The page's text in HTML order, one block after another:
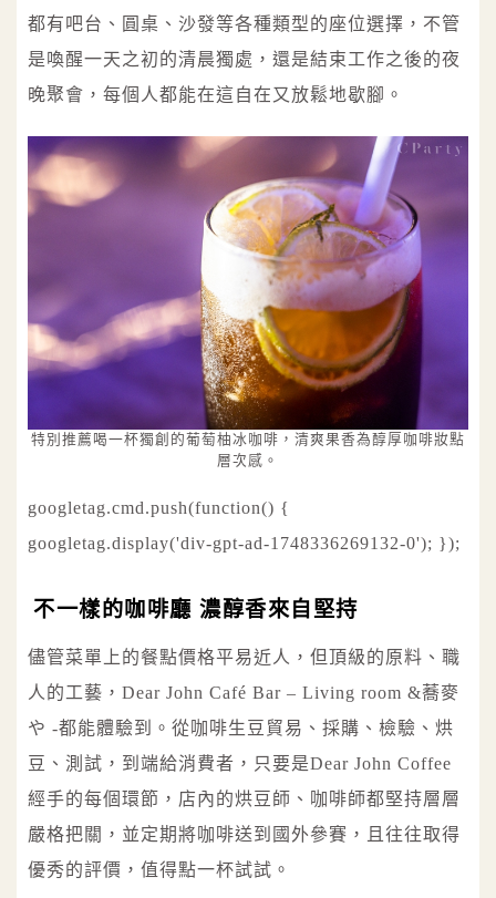
都有吧台、圓桌、沙發等各種類型的座位選擇，不管
是喚醒一天之初的清晨獨處，還是結束工作之後的夜
晚聚會，每個人都能在這自在又放鬆地歇腳。
特別推薦喝一杯獨創的葡萄柚冰咖啡，清爽果香為醇厚咖啡妝點
層次感。
googletag.cmd.push(function() {
googletag.display('div-gpt-ad-1748336269132-0'); });
不一樣的咖啡廳 濃醇香來自堅持
儘管菜單上的餐點價格平易近人，但頂級的原料、職
人的工藝，Dear John Café Bar – Living room &蕎麥
や -都能體驗到。從咖啡生豆貿易、採購、檢驗、烘
豆、測試，到端給消費者，只要是Dear John Coffee
經手的每個環節，店內的烘豆師、咖啡師都堅持層層
嚴格把關，並定期將咖啡送到國外參賽，且往往取得
優秀的評價，值得點一杯試試。